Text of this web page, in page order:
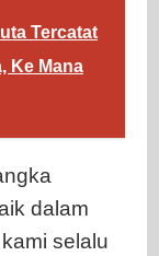
Tercatat
Ke Mana
dalam
selalu